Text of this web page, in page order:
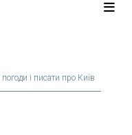
і писати про Київ